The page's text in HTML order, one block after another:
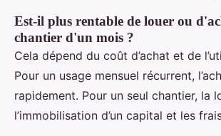
Est-il plus rentable de louer ou
chantier d'un mois ?
Cela dépend du coût d’achat et de
Pour un usage mensuel récurrent,
rapidement. Pour un seul chantier, la
l’immobilisation d’un capital et les